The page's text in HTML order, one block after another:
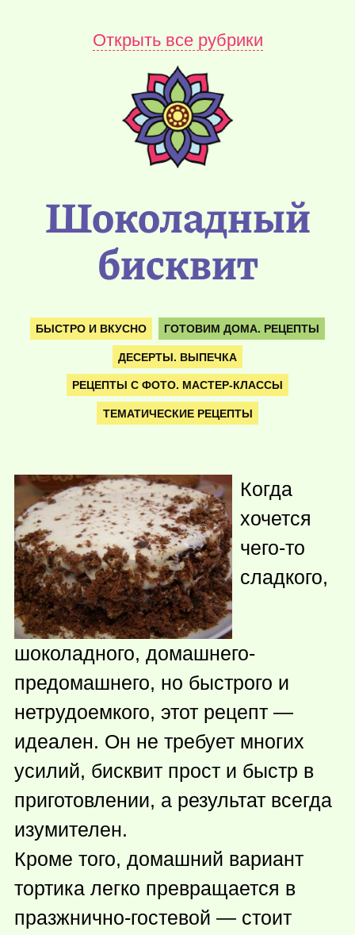
Открыть все рубрики
Шоколадный
бисквит
БЫСТРО И ВКУСНО ГОТОВИМ ДОМА. РЕЦЕПТЫ
ДЕСЕРТЫ. ВЫПЕЧКА
РЕЦЕПТЫ С ФОТО. МАСТЕР-КЛАССЫ
ТЕМАТИЧЕСКИЕ РЕЦЕПТЫ
Когда
хочется
чего-то
сладкого,
шоколадного, домашнего-
предомашнего, но быстрого и
нетрудоемкого, этот рецепт —
идеален. Он не требует многих
усилий, бисквит прост и быстр в
приготовлении, а результат всегда
изумителен.
Кроме того, домашний вариант
тортика легко превращается в
празжнично-гостевой — стоит